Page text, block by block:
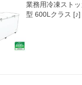
業務用冷凍スト
型 600Lクラス [♪]